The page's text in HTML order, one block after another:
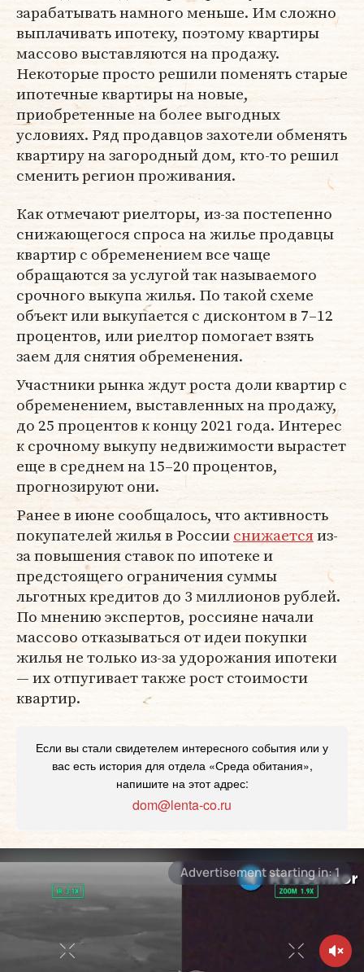
зарабатывать намного меньше. Им сложно
выплачивать ипотеку, поэтому квартиры
массово выставляются на продажу.
Некоторые просто решили поменять старые
ипотечные квартиры на новые,
приобретенные на более выгодных
условиях. Ряд продавцов захотели обменять
квартиру на загородный дом, кто-то решил
сменить регион проживания.
Как отмечают риелторы, из-за постепенно
снижающегося спроса на жилье продавцы
квартир с обременением все чаще
обращаются за услугой так называемого
срочного выкупа жилья. По такой схеме
объект или выкупается с дисконтом в 7–12
процентов, или риелтор помогает взять
заем для снятия обременения.
Участники рынка ждут роста доли квартир с
обременением, выставленных на продажу,
до 25 процентов к концу 2021 года. Интерес
к срочному выкупу недвижимости вырастет
еще в среднем на 15–20 процентов,
прогнозируют они.
Ранее в июне сообщалось, что активность
покупателей жилья в Россииснижаетсяиз-
за повышения ставок по ипотеке и
предстоящего ограничения суммы
льготных кредитов до 3 миллионов рублей.
По мнению экспертов, россияне начали
массово отказываться от идеи покупки
жилья не только из-за удорожания ипотеки
— их отпугивает также рост стоимости
квартир.
Если вы стали свидетелем интересного события или у
вас есть история для отдела «Среда обитания»,
напишите на этот адрес:
dom@lenta-co.ru